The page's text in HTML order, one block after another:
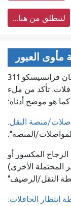
لننطلق من هنا...
مأوى العبور
يرجى استخدام نماذج مركز خدمة عملاء سان فرانسيسكو 311
تأكد من ملء
كما هو موضح أدناه:
منصة النقل.
المنصة".
المكسور أو
المحتملة الأخرى)
النقل/الرصيف"
انتظار الحافلات: